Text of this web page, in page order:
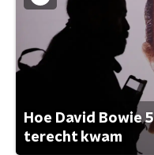
Hoe David Bowie
terecht kwam